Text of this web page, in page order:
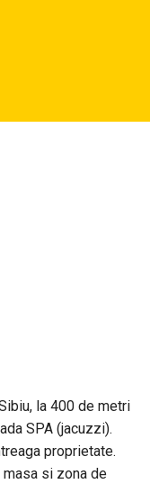
la 400 de metri
SPA (jacuzzi).
proprietate.
si zona de